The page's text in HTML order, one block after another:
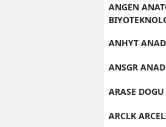
ANGEN
ANHYT
ANSGR
ARASE
ARCLK